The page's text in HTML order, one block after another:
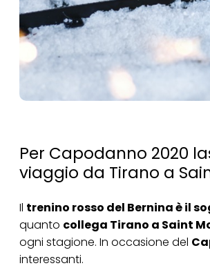
Per Capodanno 2020
viaggio da Tirano a
Il trenino rosso del Bernina è il
quanto collega Tirano a Saint
ogni stagione. In occasione del
interessanti.